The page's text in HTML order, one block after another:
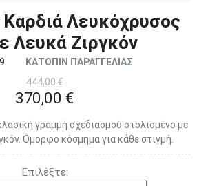
Λευκόχρυσος
Λευκά Ζιργκόν
ΚΑΤΟΠΙΝ ΠΑΡΑΓΓΕΛΙΑΣ
444,00 €
370,00 €
γραμμή σχεδιασμού στολισμένο με
Όμορφο κόσμημα για κάθε στιγμή.
Επιλέξτε: